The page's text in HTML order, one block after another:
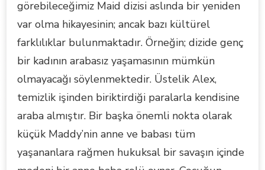
görebileceğimiz Maid dizisi aslında bir yeniden
var olma hikayesinin; ancak bazı kültürel
farklılıklar bulunmaktadır. Örneğin; dizide genç
bir kadının arabasız yaşamasının mümkün
olmayacağı söylenmektedir. Üstelik Alex,
temizlik işinden biriktirdiği paralarla kendisine
araba almıştır. Bir başka önemli nokta olarak
küçük Maddy’nin anne ve babası tüm
yaşananlara rağmen hukuksal bir savaşın içinde